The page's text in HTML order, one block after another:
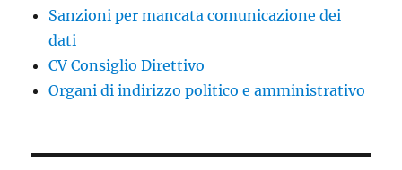
Sanzioni per mancata comunicazione dei
dati
CV Consiglio Direttivo
Organi di indirizzo politico e amministrativo